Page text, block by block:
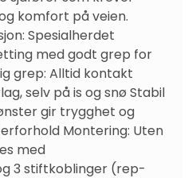
komfort på veien.
Spesialherdet
med godt grep for
grep: Alltid kontakt
selv på is og snø Stabil
gir trygghet og
Montering: Uten
med
3 stiftkoblinger (rep-